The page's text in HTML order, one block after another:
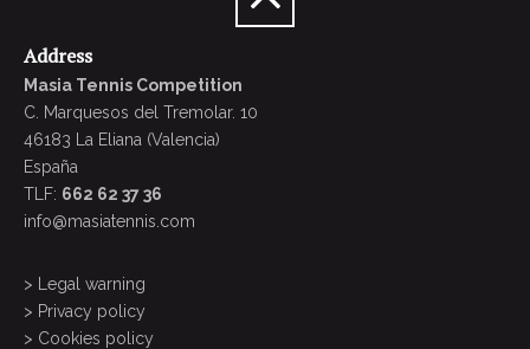
Address
Masia Tennis Competition
C. Marquesos del Tremolar. 10
46183 La Eliana (Valencia)
España
TLF: 662 62 37 36
info@masiatennis.com
Legal warning
Privacy policy
Cookies policy